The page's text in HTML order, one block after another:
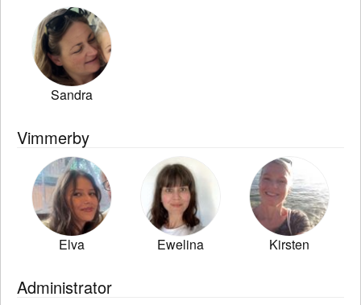
Sandra
Vimmerby
Elva Ewelina Kirsten
Administrator